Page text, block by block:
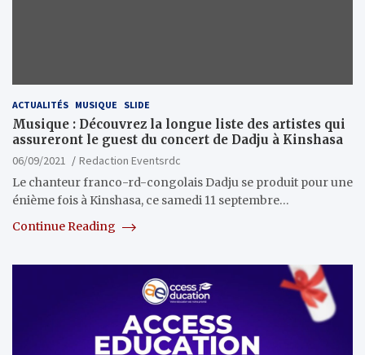
ACTUALITÉS MUSIQUE SLIDE
Musique : Découvrez la longue liste des artistes qui
assureront le guest du concert de Dadju à Kinshasa
06/09/2021
Redaction Eventsrdc
Le chanteur franco-rd-congolais Dadju se produit pour une
énième fois à Kinshasa, ce samedi 11 septembre…
Continue Reading